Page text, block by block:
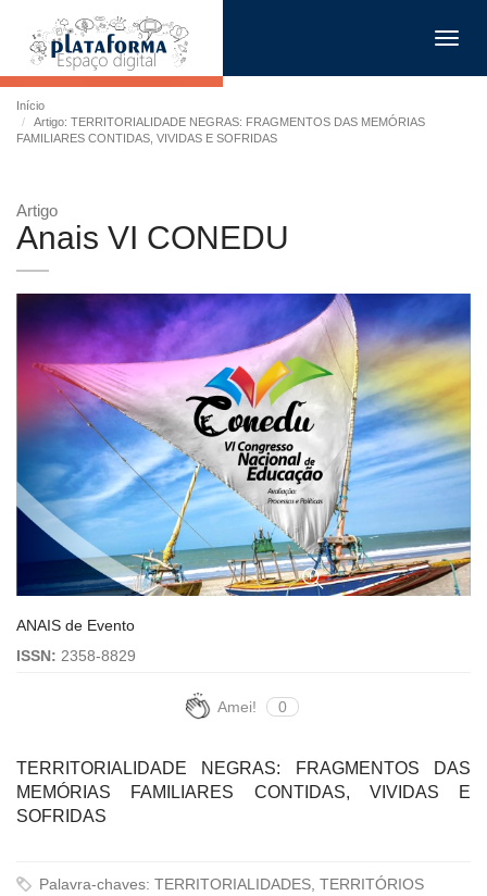
Início
Artigo: TERRITORIALIDADE NEGRAS: FRAGMENTOS DAS MEMÓRIAS
FAMILIARES CONTIDAS, VIVIDAS E SOFRIDAS
Artigo
Anais VI CONEDU
ANAIS de Evento
ISSN: 2358-8829
Amei! 0
TERRITORIALIDADE NEGRAS: FRAGMENTOS DAS
MEMÓRIAS FAMILIARES CONTIDAS, VIVIDAS E
SOFRIDAS
Palavra-chaves: TERRITORIALIDADES, TERRITÓRIOS